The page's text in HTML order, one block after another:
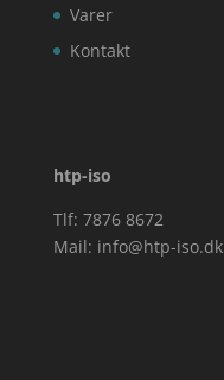
Varer
Kontakt
htp-iso
Tlf: 7876 8672
Mail: info@htp-iso.dk